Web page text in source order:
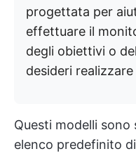
progettata per
effettuare il
degli obiettivi o
desideri
Questi modelli
elenco predefinito